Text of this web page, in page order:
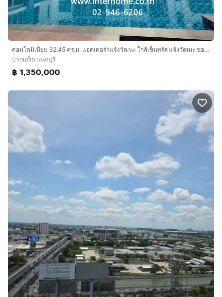
คอนโดมิเนียม 32.45 ตร.ม. แอดเดอร่าแจ้งวัฒนะ ใกล้เซ็นทรัล แจ้งวัฒนะ ซอยแจ้งวัฒนะ-ปากเกร็ด23 ปากเกร็ด นนทบุรี
ปากเกร็ด นนทบุรี
฿ 1,350,000